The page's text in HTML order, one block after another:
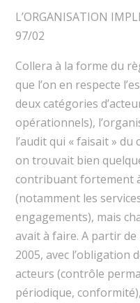
L’ORGANISATION
97/02
Collera à la forme du
que l’on en respecte
deux catégories
opérationnels),
l’audit qui « faisait »
on trouvait bien
contribuant fortement
(notamment les
engagements), mais
avait à faire. A partir
2005, avec l’obligation
acteurs (contrôle
périodique,